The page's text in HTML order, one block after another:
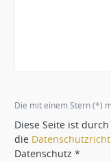
Die mit einem Stern (*)
Diese Seite ist
die
Datenschutz *